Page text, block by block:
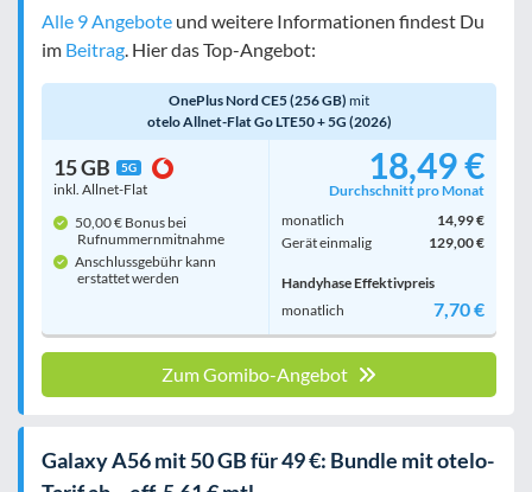
Alle 9 Angebote und weitere Informationen findest Du
im Beitrag . Hier das Top-Angebot:
OnePlus Nord CE5 (256 GB) mit
otelo Allnet-Flat Go LTE50 + 5G (2026)
15 GB 5G
inkl. Allnet-Flat
50,00 € Bonus bei
Rufnummern­mitnahme
Anschlussgebühr kann
erstattet werden
18,49 €
Durchschnitt pro Monat
monatlich
14,99 €
Gerät einmalig
129,00 €
Handyhase Effektivpreis
monatlich
7,70 €
Zum Gomibo-Angebot
Galaxy A56 mit 50 GB für 49 €: Bundle mit otelo-